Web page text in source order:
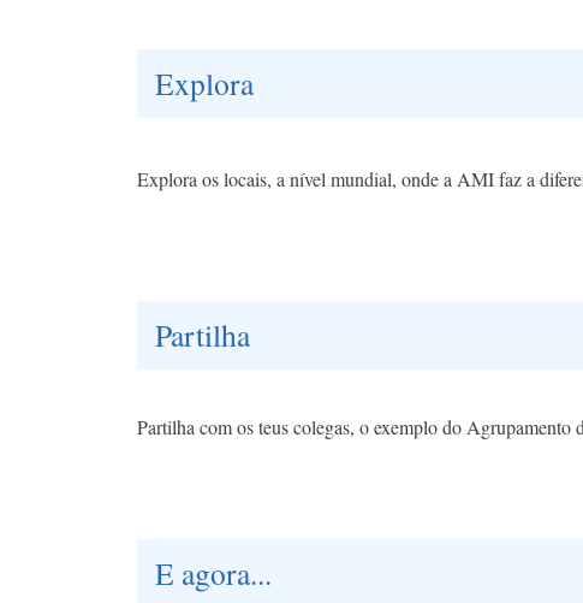
Explora
Explora os locais, a nível mundial, onde a AMI faz a
Partilha
Partilha com os teus colegas, o exemplo do Agrupamento
E agora...